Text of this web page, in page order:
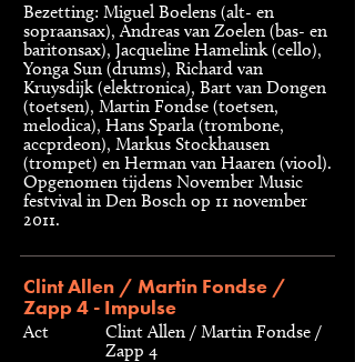
Bezetting: Miguel Boelens (alt- en
sopraansax), Andreas van Zoelen (bas- en
baritonsax), Jacqueline Hamelink (cello),
Yonga Sun (drums), Richard van
Kruysdijk (elektronica), Bart van Dongen
(toetsen), Martin Fondse (toetsen,
melodica), Hans Sparla (trombone,
accprdeon), Markus Stockhausen
(trompet) en Herman van Haaren (viool).
Opgenomen tijdens November Music
festvival in Den Bosch op 11 november
2011.
Clint Allen / Martin Fondse /
Zapp 4 - Impulse
Act
Clint Allen / Martin Fondse /
Zapp 4